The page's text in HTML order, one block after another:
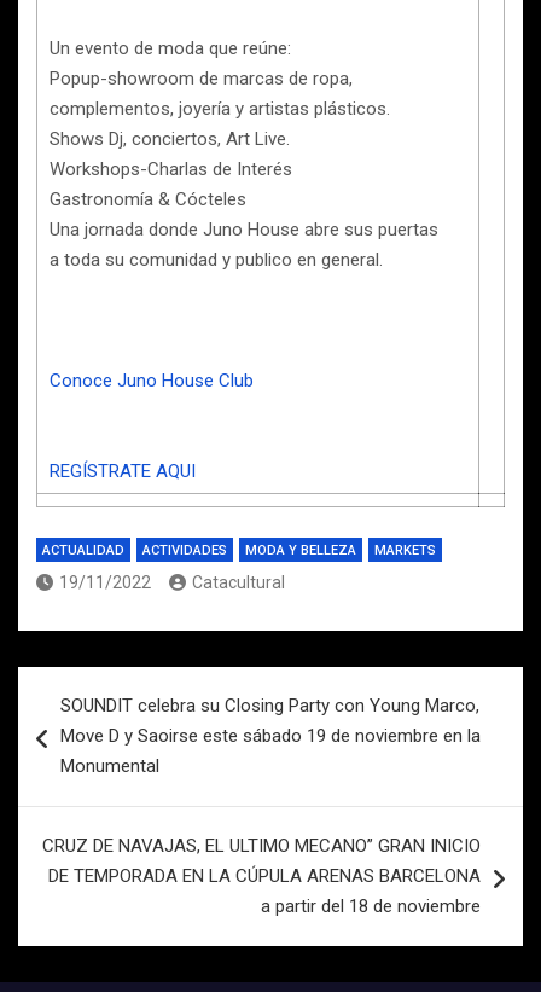
Un evento de moda que reúne:
Popup-showroom de marcas de ropa,
complementos, joyería y artistas plásticos.
Shows Dj, conciertos, Art Live.
Workshops-Charlas de Interés
Gastronomía & Cócteles
Una jornada donde Juno House abre sus puertas
a toda su comunidad y publico en general.
Conoce Juno House Club
REGÍSTRATE AQUI
ACTUALIDAD ACTIVIDADES MODA Y BELLEZA MARKETS
19/11/2022 Catacultural
de
entradas
SOUNDIT celebra su Closing Party con Young Marco,
Move D y Saoirse este sábado 19 de noviembre en la
Monumental
CRUZ DE NAVAJAS, EL ULTIMO MECANO” GRAN INICIO
DE TEMPORADA EN LA CÚPULA ARENAS BARCELONA
a partir del 18 de noviembre